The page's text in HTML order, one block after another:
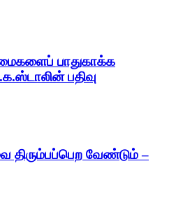
பாதுகாக்க
பதிவு
திரும்பப்பெற வேண்டும் –